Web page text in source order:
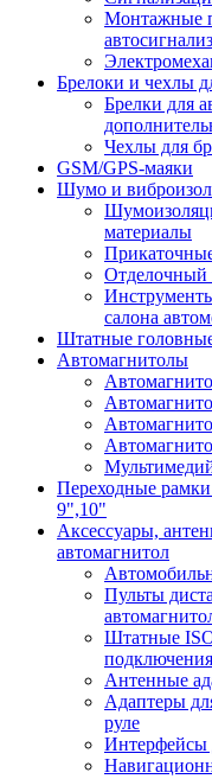
Монтажные
Брелоки и чехлы
Брелки для
Чехлы для
GSM/GPS-маяки
Шумо и
материалы
Отделочный
салона
Штатные
Автомагнитолы
Переходные
9",10"
Аксессуары,
автомагнитол
Пульты
Штатные
Антенные
Адаптеры
руле
Интерфейсы